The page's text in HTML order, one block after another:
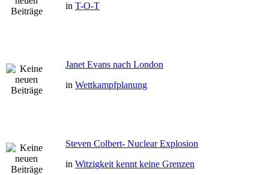
in T-O-T
Janet Evans nach London
in Wettkampfplanung
Steven Colbert- Nuclear Explosion
in Witzigkeit kennt keine Grenzen